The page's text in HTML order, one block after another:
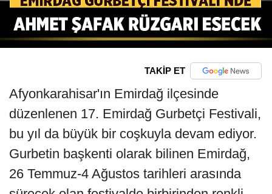
TAKİP ET
Afyonkarahisar'ın Emirdağ ilçesinde
düzenlenen 17. Emirdağ Gurbetçi Festivali,
bu yıl da büyük bir coşkuyla devam ediyor.
Gurbetin başkenti olarak bilinen Emirdağ,
26 Temmuz-4 Ağustos tarihleri arasında